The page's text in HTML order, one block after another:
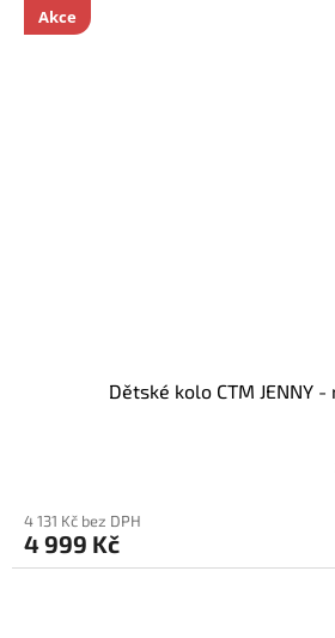
Akce
Dětské kolo CTM JENNY
4 131 Kč bez DPH
4 999 Kč